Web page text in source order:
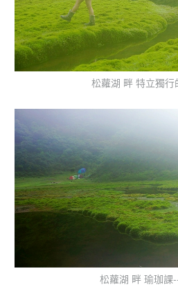
松蘿湖 畔 特立獨行
松蘿湖 畔 瑜珈課